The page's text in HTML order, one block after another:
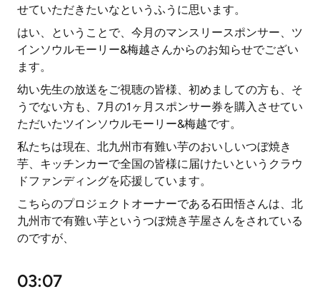
せていただきたいなというふうに思います。
はい、ということで、今月のマンスリースポンサー、ツ
インソウルモーリー&梅越さんからのお知らせでござい
ます。
幼い先生の放送をご視聴の皆様、初めましての方も、そ
うでない方も、7月の1ヶ月スポンサー券を購入させてい
ただいたツインソウルモーリー&梅越です。
私たちは現在、北九州市有難い芋のおいしいつぼ焼き
芋、キッチンカーで全国の皆様に届けたいというクラウ
ドファンディングを応援しています。
こちらのプロジェクトオーナーである石田悟さんは、北
九州市で有難い芋というつぼ焼き芋屋さんをされている
のですが、
03:07